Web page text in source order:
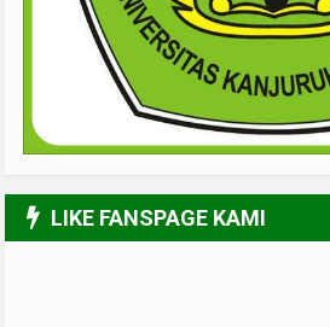
LIKE FANSPAGE KAMI